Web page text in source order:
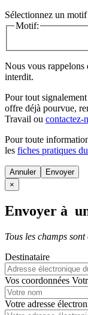
Sélectionnez un
Motif:
Nous vous rappelons
interdit.
Pour tout
offre déjà pourvue,
Travail ou contactez-
Pour toute
les fiches pratiques
Annuler
×
Envoyer à
Tous les champs
Destinataire
Vos coordonnées
Votre adresse